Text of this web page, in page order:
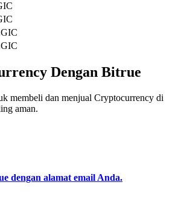
termasuk info perdagangan, dll.
Dengan Bitrue
membeli dan menjual Cryptocurrency di
aman.
dengan alamat email Anda.